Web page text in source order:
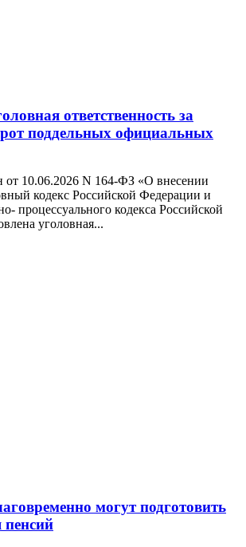
ответственность за
поддельных официальных
от 10.06.2026 N 164-ФЗ «О внесении
кодекс Российской Федерации и
процессуального кодекса Российской
уголовная...
могут подготовить
пенсий